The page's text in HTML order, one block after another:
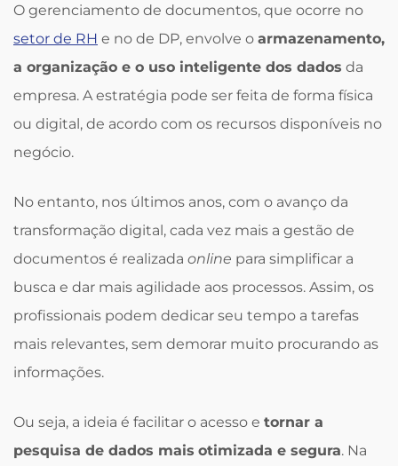
O gerenciamento de documentos, que ocorre no
setor de RH e no de DP, envolve o armazenamento,
a organização e o uso inteligente dos dados da
empresa. A estratégia pode ser feita de forma física
ou digital, de acordo com os recursos disponíveis no
negócio.
No entanto, nos últimos anos, com o avanço da
transformação digital, cada vez mais a gestão de
documentos é realizada online para simplificar a
busca e dar mais agilidade aos processos. Assim, os
profissionais podem dedicar seu tempo a tarefas
mais relevantes, sem demorar muito procurando as
informações.
Ou seja, a ideia é facilitar o acesso e tornar a
pesquisa de dados mais otimizada e segura. Na